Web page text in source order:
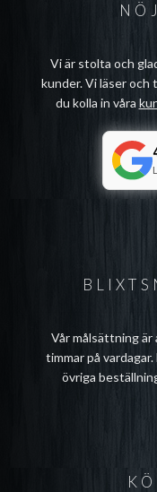
Vår målsättning
timmar på
övriga
Vi är stolta och
kunder. Vi läser och
du kolla in våra